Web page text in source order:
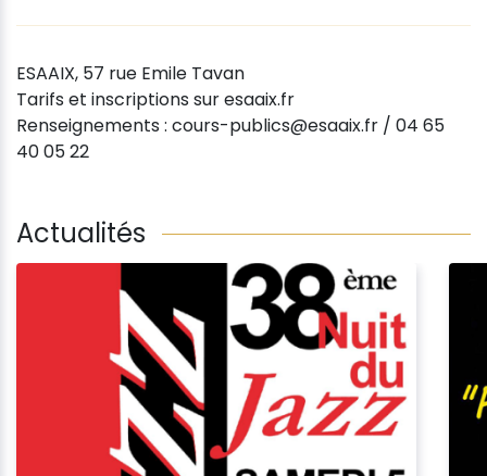
ESAAIX, 57 rue Emile Tavan
Tarifs et inscriptions sur esaaix.fr
Renseignements : cours-publics@esaaix.fr / 04 65
40 05 22
Actualités